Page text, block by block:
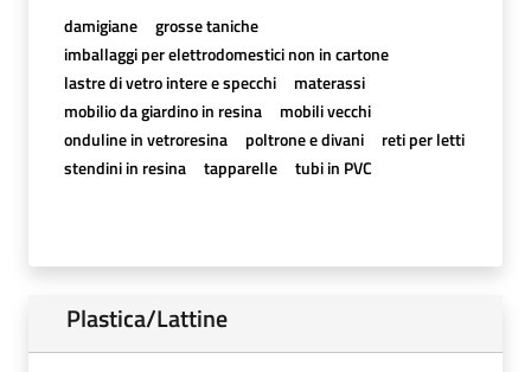
damigiane
grosse taniche
imballaggi per elettrodomestici non in cartone
lastre di vetro intere e specchi
materassi
mobilio da giardino in resina
mobili vecchi
onduline in vetroresina
poltrone e divani
reti per letti
stendini in resina
tapparelle tubi in PVC
Plastica/Lattine